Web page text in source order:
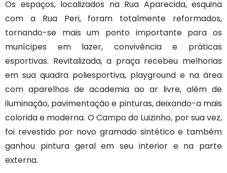
Os espaços, localizados na Rua Aparecida, esquina
com a Rua Peri, foram totalmente reformados,
tornando-se mais um ponto importante para os
munícipes em lazer, convivência e práticas
esportivas. Revitalizada, a praça recebeu melhorias
em sua quadra poliesportiva, playground e na área
com aparelhos de academia ao ar livre, além de
iluminação, pavimentação e pinturas, deixando-a mais
colorida e moderna. O Campo do Luizinho, por sua vez,
foi revestido por novo gramado sintético e também
ganhou pintura geral em seu interior e na parte
externa.